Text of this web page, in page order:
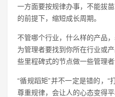
一方面要按规律办事，不能拔
的前提下，缩短成长周期。
不管哪个行业，什么样的产品
为管理者要找到你所在行业或
些里程碑式的节点做一些管理者
“循规蹈矩”并不一定是错的，“
尊重规律，会让人的心态变得